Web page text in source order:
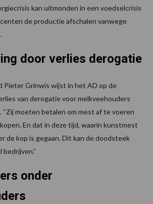
kan uitmonden in een voedselcrisis
de productie afschalen vanwege
door verlies derogatie
Pieter Grinwis wijst in het AD op de
van derogatie voor melkveehouders
“Zij moeten betalen om mest af te voeren
En dat in deze tijd, waarin kunstmest
de kop is gegaan. Dit kan de doodsteek
onder